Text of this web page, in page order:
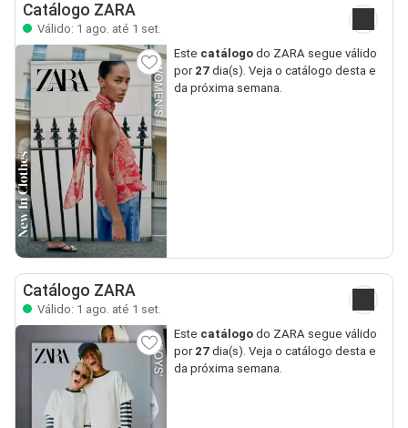
Catálogo ZARA
Válido: 1 ago. até 1 set.
Este catálogodo ZARA segue válido
por 27dia(s). Veja o catálogo desta e
da próxima semana.
Catálogo ZARA
Válido: 1 ago. até 1 set.
Este catálogodo ZARA segue válido
por 27dia(s). Veja o catálogo desta e
da próxima semana.